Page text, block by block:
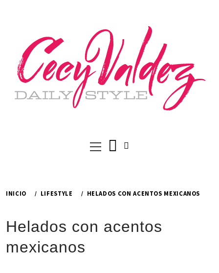
Menú
principal
INICIO LIFESTYLE HELADOS CON ACENTOS MEXICANOS
Helados con acentos
mexicanos